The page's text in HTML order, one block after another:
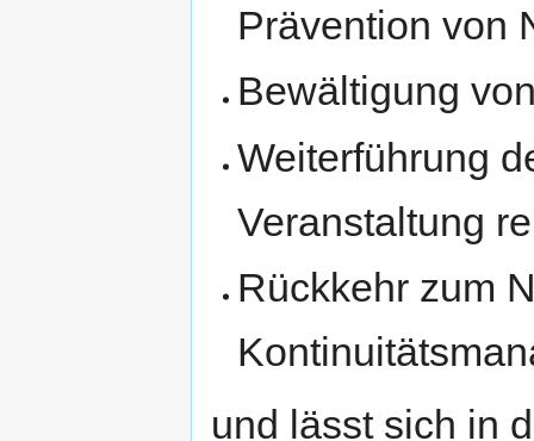
Prävention von
Bewältigung
Weiterführung
Veranstaltung
Rückkehr zum
und lässt sich in